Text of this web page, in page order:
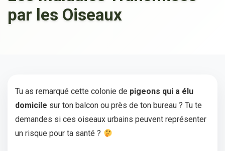
par les Oiseaux
Tu as remarqué cette colonie de pigeons qui a élu
domicile sur ton balcon ou près de ton bureau ? Tu te
demandes si ces oiseaux urbains peuvent représenter
un risque pour ta santé ?